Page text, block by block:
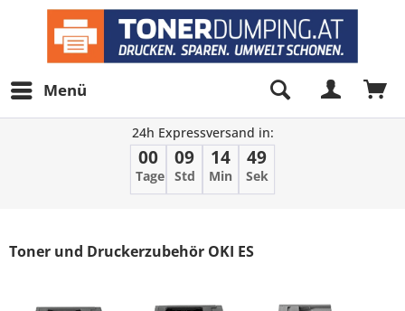
Menü
24h Expressversand in:
00
Tage
09
Std
14
Min
49
Sek
Toner und Druckerzubehör OKI ES